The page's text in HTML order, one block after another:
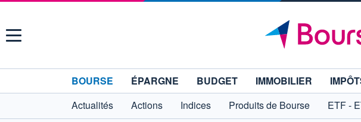
Menu
BOURSE ÉPARGNE BUDGET IMMOBILIER
Actualités
Actions Indices Produits de Bourse ETF -